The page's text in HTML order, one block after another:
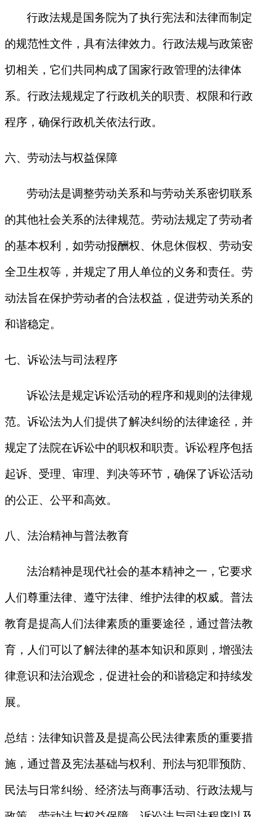
行政法规是国务院为了执行宪法和法律而制定
的规范性文件，具有法律效力。行政法规与政策密
切相关，它们共同构成了国家行政管理的法律体
系。行政法规规定了行政机关的职责、权限和行政
程序，确保行政机关依法行政。
六、劳动法与权益保障
劳动法是调整劳动关系和与劳动关系密切联系
的其他社会关系的法律规范。劳动法规定了劳动者
的基本权利，如劳动报酬权、休息休假权、劳动安
全卫生权等，并规定了用人单位的义务和责任。劳
动法旨在保护劳动者的合法权益，促进劳动关系的
和谐稳定。
七、诉讼法与司法程序
诉讼法是规定诉讼活动的程序和规则的法律规
范。诉讼法为人们提供了解决纠纷的法律途径，并
规定了法院在诉讼中的职权和职责。诉讼程序包括
起诉、受理、审理、判决等环节，确保了诉讼活动
的公正、公平和高效。
八、法治精神与普法教育
法治精神是现代社会的基本精神之一，它要求
人们尊重法律、遵守法律、维护法律的权威。普法
教育是提高人们法律素质的重要途径，通过普法教
育，人们可以了解法律的基本知识和原则，增强法
律意识和法治观念，促进社会的和谐稳定和持续发
展。
总结：法律知识普及是提高公民法律素质的重要措
施，通过普及宪法基础与权利、刑法与犯罪预防、
民法与日常纠纷、经济法与商事活动、行政法规与